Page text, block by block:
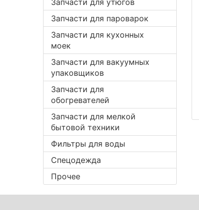
Запчасти для утюгов
Запчасти для пароварок
Запчасти для кухонных
моек
Запчасти для вакуумных
упаковщиков
Запчасти для
обогревателей
Запчасти для мелкой
бытовой техники
Фильтры для воды
Спецодежда
Прочее